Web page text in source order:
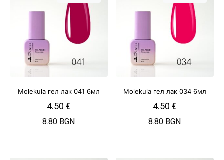
Molekula гел лак 041 6мл
4.50 €
8.80 BGN
Molekula гел лак 034 6мл
4.50€
8.80 BGN